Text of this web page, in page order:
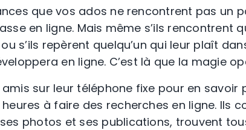
que vos ados ne rencontrent pas un
en ligne. Mais même s’ils rencontrent
s’ils repèrent quelqu’un qui leur plaît
en ligne. C’est là que la magie
sur leur téléphone fixe pour en savoir
à faire des recherches en ligne. Ils
photos et ses publications, trouvent